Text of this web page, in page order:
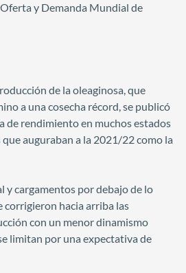
y Demanda Mundial de
de la oleaginosa, que
a una cosecha récord, se publicó
de rendimiento en muchos estados
auguraban a la 2021/22 como la
y cargamentos por debajo de lo
corrigieron hacia arriba las
con un menor dinamismo
limitan por una expectativa de